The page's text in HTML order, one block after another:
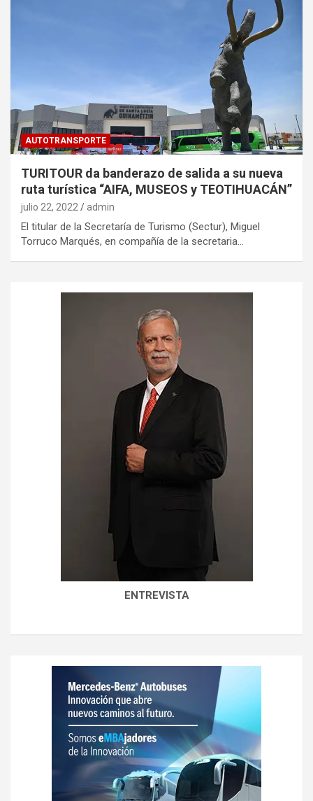
AUTOTRANSPORTE
TURITOUR da banderazo de salida a su nueva
ruta turística “AIFA, MUSEOS y TEOTIHUACÁN”
julio 22, 2022 admin
El titular de la Secretaría de Turismo (Sectur), Miguel
Torruco Marqués, en compañía de la secretaria…
ENTREVISTA